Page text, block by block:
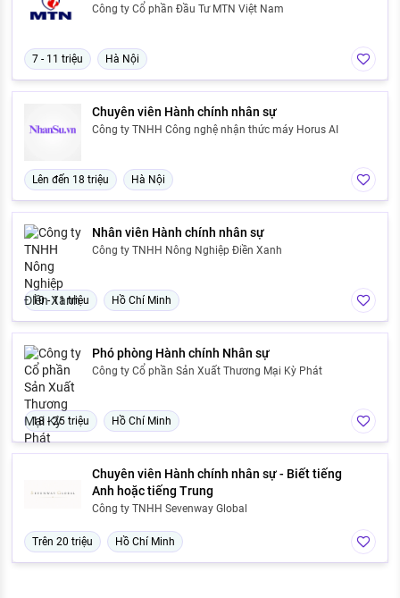
Công ty Cổ phần Đầu Tư MTN Việt Nam
7 - 11 triệu Hà Nội
Chuyên viên Hành chính nhân sự
Công ty TNHH Công nghệ nhận thức máy Horus AI
Lên đến 18 triệu Hà Nội
Nhân viên Hành chính nhân sự
Công ty TNHH Nông Nghiệp Điền Xanh
10 - 11 triệu Hồ Chí Minh
Phó phòng Hành chính Nhân sự
Công ty Cổ phần Sản Xuất Thương Mại Kỳ Phát
18 - 25 triệu Hồ Chí Minh
Chuyên viên Hành chính nhân sự - Biết tiếng
Anh hoặc tiếng Trung
Công ty TNHH Sevenway Global
Trên 20 triệu Hồ Chí Minh